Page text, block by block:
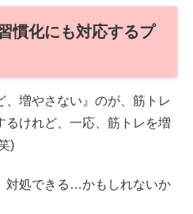
慣化にも対応するプ
、増やさない』のが、筋トレ
るけれど、一応、筋トレを増
)
対処できる…かもしれないか